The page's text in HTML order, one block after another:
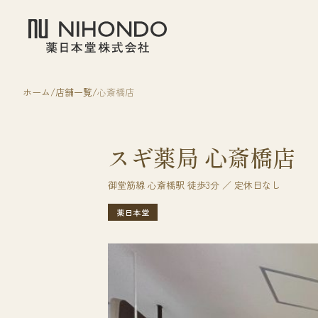
ホーム 店舗一覧 心斎橋店
スギ薬局 心斎橋店
御堂筋線 心斎橋駅 徒歩3分 ／ 定休日なし
薬日本堂